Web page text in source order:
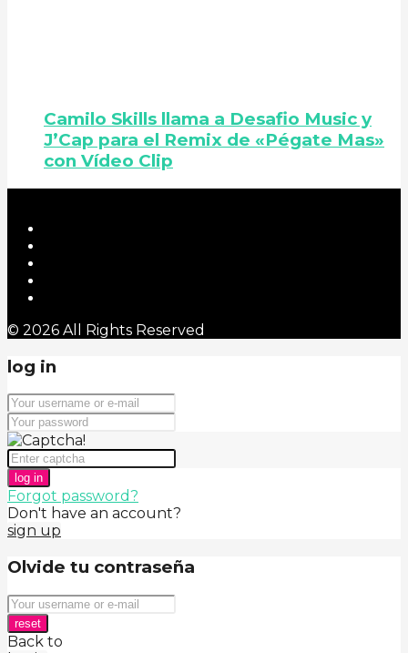
Camilo Skills llama a Desafio Music y
J’Cap para el Remix de «Pégate Mas»
con Vídeo Clip
© 2026 All Rights Reserved
log in
log in
Forgot password?
Don't have an account?
sign up
Olvide tu contraseña
reset
Back to